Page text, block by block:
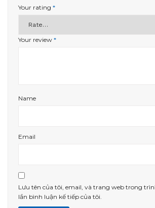
Your rating *
Your review *
Name
Email
Lưu tên của tôi, email, và trang web trong
lần bình luận kế tiếp của tôi.